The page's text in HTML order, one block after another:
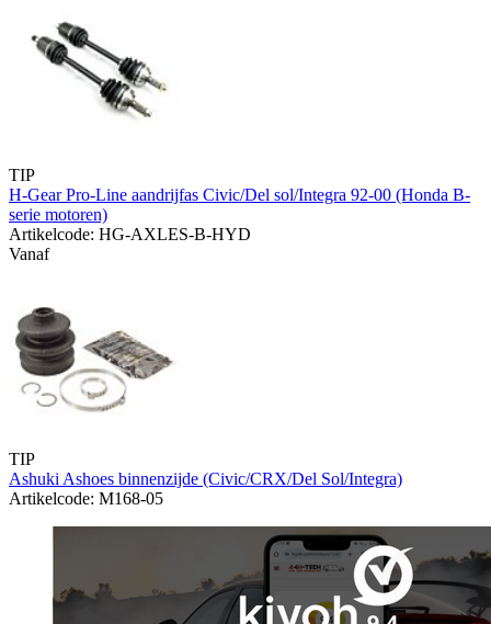
TIP
H-Gear Pro-Line aandrijfas Civic/Del sol/Integra 92-00 (Honda B-
serie motoren)
Artikelcode: HG-AXLES-B-HYD
Vanaf
TIP
Ashuki Ashoes binnenzijde (Civic/CRX/Del Sol/Integra)
Artikelcode: M168-05